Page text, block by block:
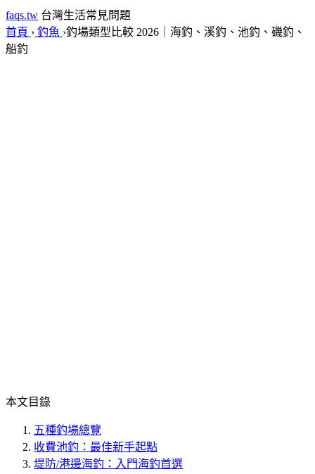
faqs.tw 台灣生活常見問題
首頁 › 釣魚 ›釣場類型比較 2026｜海釣、溪釣、池釣、磯釣、
船釣
本文目錄
五種釣場總覽
收費池釣：最佳新手起點
堤防/港邊海釣：入門海釣首選